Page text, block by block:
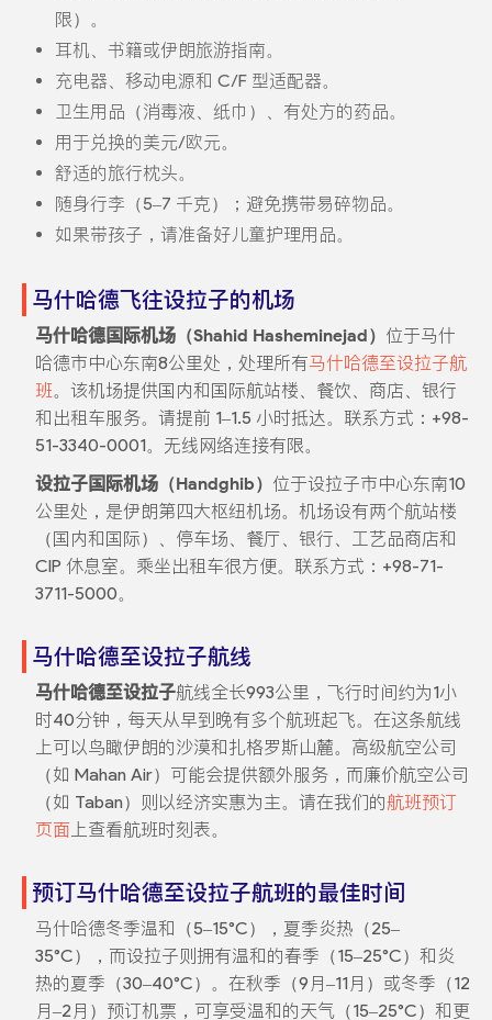
限）。
耳机、书籍或伊朗旅游指南。
充电器、移动电源和 C/F 型适配器。
卫生用品（消毒液、纸巾）、有处方的药品。
用于兑换的美元/欧元。
舒适的旅行枕头。
随身行李（5–7 千克）；避免携带易碎物品。
如果带孩子，请准备好儿童护理用品。
马什哈德飞往设拉子的机场
马什哈德国际机场（Shahid Hasheminejad） 位于马什
哈德市中心东南8公里处，处理所有马什哈德至设拉子航
班。该机场提供国内和国际航站楼、餐饮、商店、银行
和出租车服务。请提前 1–1.5 小时抵达。联系方式：+98-
51-3340-0001。无线网络连接有限。
设拉子国际机场（Handghib） 位于设拉子市中心东南10
公里处，是伊朗第四大枢纽机场。机场设有两个航站楼
（国内和国际）、停车场、餐厅、银行、工艺品商店和
CIP 休息室。乘坐出租车很方便。联系方式：+98-71-
3711-5000。
马什哈德至设拉子航线
马什哈德至设拉子航线全长993公里，飞行时间约为1小
时40分钟，每天从早到晚有多个航班起飞。在这条航线
上可以鸟瞰伊朗的沙漠和扎格罗斯山麓。高级航空公司
（如 Mahan Air）可能会提供额外服务，而廉价航空公司
（如 Taban）则以经济实惠为主。请在我们的航班预订
页面 上查看航班时刻表。
预订马什哈德至设拉子航班的最佳时间
马什哈德冬季温和（5–15°C），夏季炎热（25–
35°C），而设拉子则拥有温和的春季（15–25°C）和炎
热的夏季（30–40°C）。在秋季（9月–11月）或冬季（12
月–2月）预订机票，可享受温和的天气（15–25°C）和更